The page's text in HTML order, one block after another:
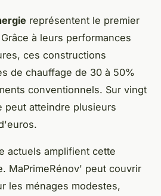
représentent le premier
à leurs performances
ces constructions
de chauffage de 30 à 50%
conventionnels. Sur vingt
peut atteindre plusieurs
actuels amplifient cette
MaPrimeRénov' peut couvrir
les ménages modestes,